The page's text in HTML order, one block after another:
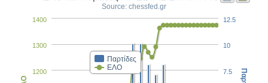
Source: chessfed.gr
Παρτίδες
ΕΛΟ
1200
1300
1400
7.5
10
12.5